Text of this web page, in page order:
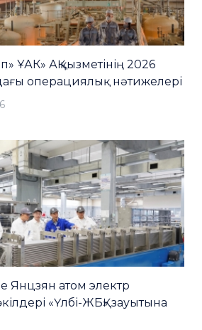
ҰАК» АҚ қызметінің 2026
операциялық нәтижелері
Янцзян атом электр
«Үлбі-ЖБҚ» зауытына